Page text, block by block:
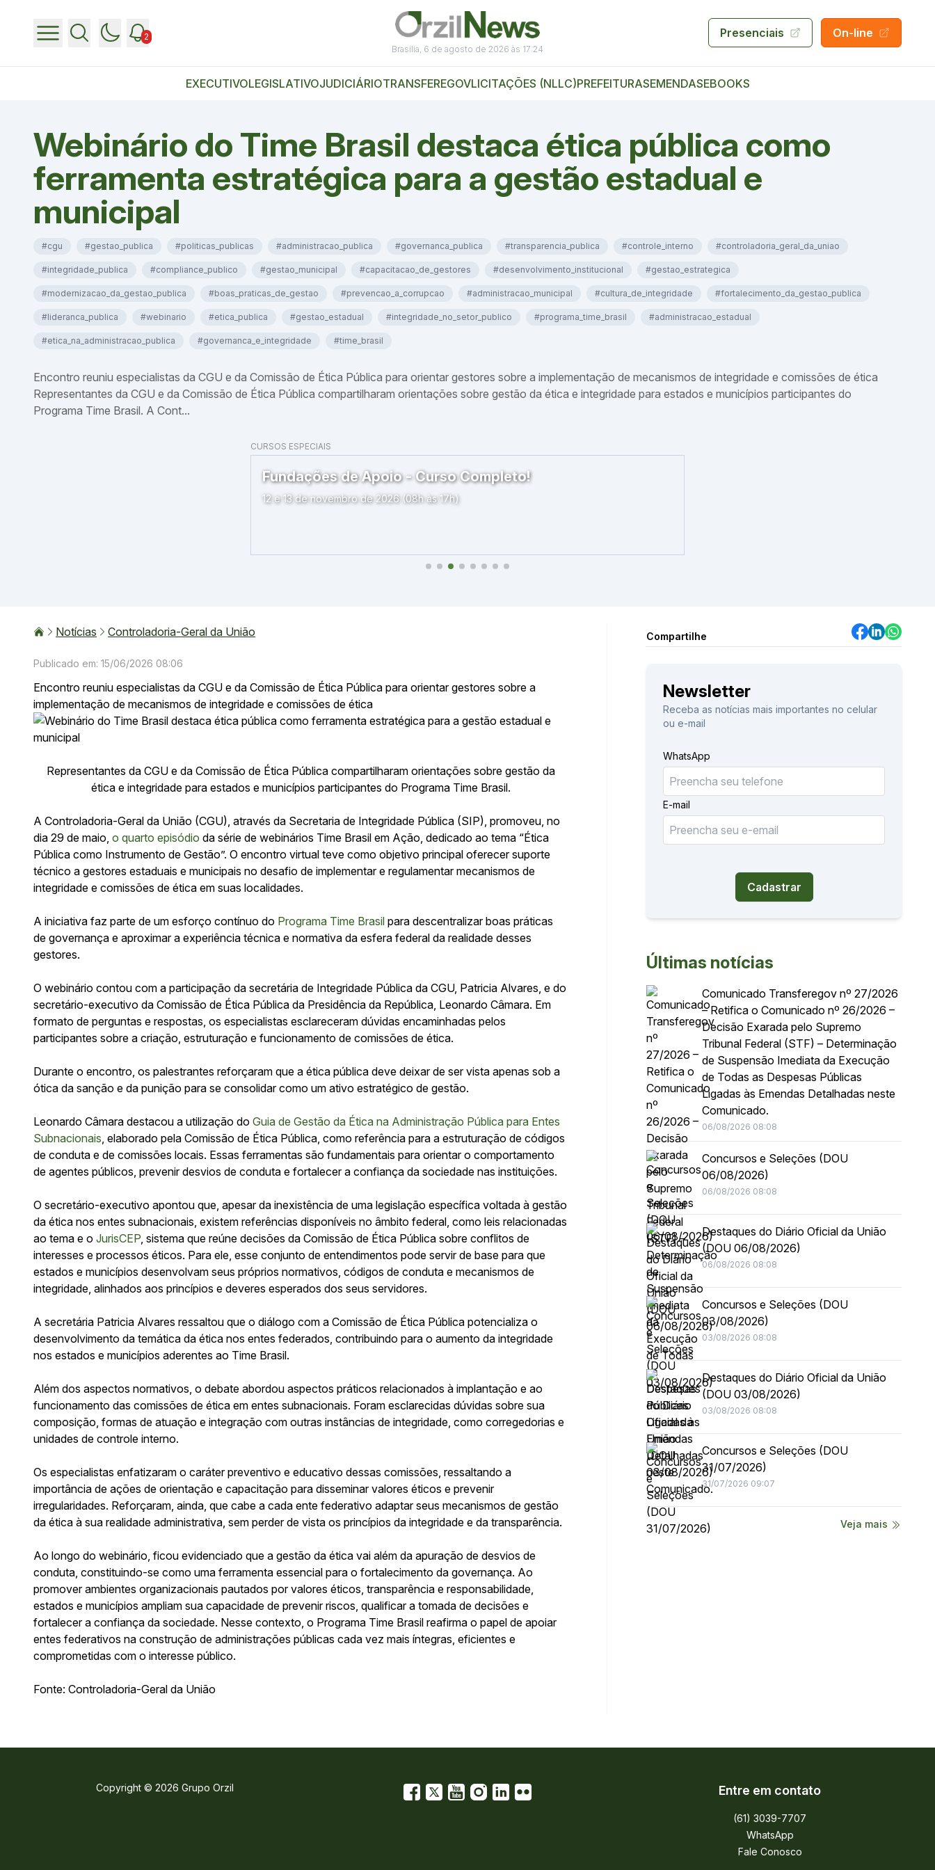
2
Brasília, 6 de agosto de 2026 às 17:24
Presenciais On-line
EXECUTIVOLEGISLATIVOJUDICIÁRIOTRANSFEREGOVLICITAÇÕES (NLLC)PREFEITURASEMENDASEBOOKS
Webinário do Time Brasil destaca ética pública como
ferramenta estratégica para a gestão estadual e
municipal
#cgu #gestao_publica #politicas_publicas #administracao_publica #governanca_publica #transparencia_publica #controle_interno #controladoria_geral_da_uniao
#integridade_publica #compliance_publico #gestao_municipal #capacitacao_de_gestores #desenvolvimento_institucional #gestao_estrategica
#modernizacao_da_gestao_publica #boas_praticas_de_gestao #prevencao_a_corrupcao #administracao_municipal #cultura_de_integridade #fortalecimento_da_gestao_publica
#lideranca_publica #webinario #etica_publica #gestao_estadual #integridade_no_setor_publico #programa_time_brasil #administracao_estadual
#etica_na_administracao_publica #governanca_e_integridade #time_brasil
Encontro reuniu especialistas da CGU e da Comissão de Ética Pública para orientar gestores sobre a implementação de mecanismos de integridade e comissões de ética
Representantes da CGU e da Comissão de Ética Pública compartilharam orientações sobre gestão da ética e integridade para estados e municípios participantes do
Programa Time Brasil. A Cont...
CURSOS ESPECIAIS
Fundações de Apoio - Curso Completo!
12 e 13 de novembro de 2026 (08h às 17h)
Notícias Controladoria-Geral da União
Publicado em: 15/06/2026 08:06
Encontro reuniu especialistas da CGU e da Comissão de Ética Pública para orientar gestores sobre a
implementação de mecanismos de integridade e comissões de ética
Representantes da CGU e da Comissão de Ética Pública compartilharam orientações sobre gestão da
ética e integridade para estados e municípios participantes do Programa Time Brasil.
A Controladoria-Geral da União (CGU), através da Secretaria de Integridade Pública (SIP), promoveu, no
dia 29 de maio, o quarto episódio da série de webinários Time Brasil em Ação, dedicado ao tema “Ética
Pública como Instrumento de Gestão”. O encontro virtual teve como objetivo principal oferecer suporte
técnico a gestores estaduais e municipais no desafio de implementar e regulamentar mecanismos de
integridade e comissões de ética em suas localidades.
A iniciativa faz parte de um esforço contínuo do Programa Time Brasil para descentralizar boas práticas
de governança e aproximar a experiência técnica e normativa da esfera federal da realidade desses
gestores.
O webinário contou com a participação da secretária de Integridade Pública da CGU, Patricia Alvares, e do
secretário-executivo da Comissão de Ética Pública da Presidência da República, Leonardo Câmara. Em
formato de perguntas e respostas, os especialistas esclareceram dúvidas encaminhadas pelos
participantes sobre a criação, estruturação e funcionamento de comissões de ética.
Durante o encontro, os palestrantes reforçaram que a ética pública deve deixar de ser vista apenas sob a
ótica da sanção e da punição para se consolidar como um ativo estratégico de gestão.
Leonardo Câmara destacou a utilização do Guia de Gestão da Ética na Administração Pública para Entes
Subnacionais , elaborado pela Comissão de Ética Pública, como referência para a estruturação de códigos
de conduta e de comissões locais. Essas ferramentas são fundamentais para orientar o comportamento
de agentes públicos, prevenir desvios de conduta e fortalecer a confiança da sociedade nas instituições.
O secretário-executivo apontou que, apesar da inexistência de uma legislação específica voltada à gestão
da ética nos entes subnacionais, existem referências disponíveis no âmbito federal, como leis relacionadas
ao tema e o JurisCEP , sistema que reúne decisões da Comissão de Ética Pública sobre conflitos de
interesses e processos éticos. Para ele, esse conjunto de entendimentos pode servir de base para que
estados e municípios desenvolvam seus próprios normativos, códigos de conduta e mecanismos de
integridade, alinhados aos princípios e deveres esperados dos seus servidores.
A secretária Patricia Alvares ressaltou que o diálogo com a Comissão de Ética Pública potencializa o
desenvolvimento da temática da ética nos entes federados, contribuindo para o aumento da integridade
nos estados e municípios aderentes ao Time Brasil.
Além dos aspectos normativos, o debate abordou aspectos práticos relacionados à implantação e ao
funcionamento das comissões de ética em entes subnacionais. Foram esclarecidas dúvidas sobre sua
composição, formas de atuação e integração com outras instâncias de integridade, como corregedorias e
unidades de controle interno.
Os especialistas enfatizaram o caráter preventivo e educativo dessas comissões, ressaltando a
importância de ações de orientação e capacitação para disseminar valores éticos e prevenir
irregularidades. Reforçaram, ainda, que cabe a cada ente federativo adaptar seus mecanismos de gestão
da ética à sua realidade administrativa, sem perder de vista os princípios da integridade e da transparência.
Ao longo do webinário, ficou evidenciado que a gestão da ética vai além da apuração de desvios de
conduta, constituindo-se como uma ferramenta essencial para o fortalecimento da governança. Ao
promover ambientes organizacionais pautados por valores éticos, transparência e responsabilidade,
estados e municípios ampliam sua capacidade de prevenir riscos, qualificar a tomada de decisões e
fortalecer a confiança da sociedade. Nesse contexto, o Programa Time Brasil reafirma o papel de apoiar
entes federativos na construção de administrações públicas cada vez mais íntegras, eficientes e
comprometidas com o interesse público.
Fonte: Controladoria-Geral da União
Compartilhe
Newsletter
Receba as notícias mais importantes no celular
ou e-mail
WhatsApp
E-mail
Cadastrar
Últimas notícias
Comunicado Transferegov nº 27/2026
– Retifica o Comunicado nº 26/2026 –
Decisão Exarada pelo Supremo
Tribunal Federal (STF) – Determinação
de Suspensão Imediata da Execução
de Todas as Despesas Públicas
Ligadas às Emendas Detalhadas neste
Comunicado.
06/08/2026 08:08
Concursos e Seleções (DOU
06/08/2026)
06/08/2026 08:08
Destaques do Diário Oficial da União
(DOU 06/08/2026)
06/08/2026 08:08
Concursos e Seleções (DOU
03/08/2026)
03/08/2026 08:08
Destaques do Diário Oficial da União
(DOU 03/08/2026)
03/08/2026 08:08
Concursos e Seleções (DOU
31/07/2026)
31/07/2026 09:07
Veja mais
Copyright © 2026 Grupo Orzil Entre em contato
(61) 3039-7707
WhatsApp
Fale Conosco